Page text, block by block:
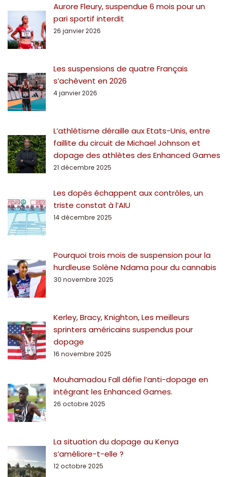
Aurore Fleury, suspendue 6 mois pour un
pari sportif interdit
26 janvier 2026
Les suspensions de quatre Français
s’achèvent en 2026
4 janvier 2026
L’athlétisme déraille aux Etats-Unis, entre
faillite du circuit de Michael Johnson et
dopage des athlètes des Enhanced Games
21 décembre 2025
Les dopés échappent aux contrôles, un
triste constat à l’AIU
14 décembre 2025
Pourquoi trois mois de suspension pour la
hurdleuse Solène Ndama pour du cannabis
30 novembre 2025
Kerley, Bracy, Knighton, Les meilleurs
sprinters américains suspendus pour
dopage
16 novembre 2025
Mouhamadou Fall défie l’anti-dopage en
intégrant les Enhanced Games.
26 octobre 2025
La situation du dopage au Kenya
s’améliore-t-elle ?
12 octobre 2025